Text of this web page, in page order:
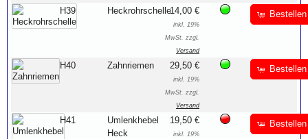
H39 Heckrohrschelle14,00 €
inkl. 19%
MwSt. zzgl.
Versand
Bestellen
H40 Zahnriemen 29,50 €
inkl. 19%
MwSt. zzgl.
Versand
Bestellen
H41
Umlenkhebel
Heck
19,50 €
inkl. 19%
Bestellen